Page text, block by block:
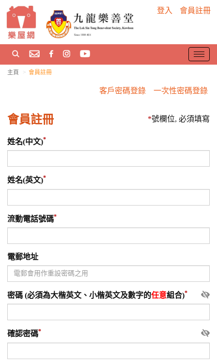
登入 會員註冊
T
o
g
n
i
o
主頁 會員註冊
客戶密碼登錄 一次性密碼登錄
*號欄位, 必須填寫
會員註冊
姓名(中文)
姓名(英文)
流動電話號碼
電郵地址
密碼 (必須為大楷英文、小楷英文及數字的任意組合)
確認密碼